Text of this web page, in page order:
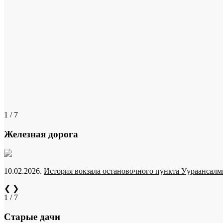
1 / 7
Железная дорога
10.02.2026. История вокзала остановочного пункта
❮ ❯
1 / 7
Старые дачи